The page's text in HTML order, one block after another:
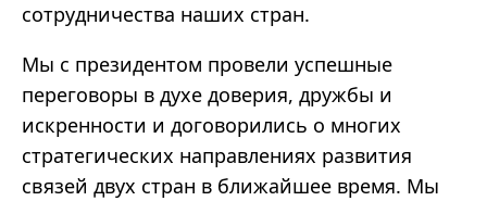
сотрудничества наших стран.
Мы с президентом провели успешные
переговоры в духе доверия, дружбы и
искренности и договорились о многих
стратегических направлениях развития
связей двух стран в ближайшее время. Мы